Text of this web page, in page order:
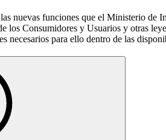
las nuevas funciones que el Ministerio
los Consumidores y Usuarios y otras
necesarios para ello dentro de las